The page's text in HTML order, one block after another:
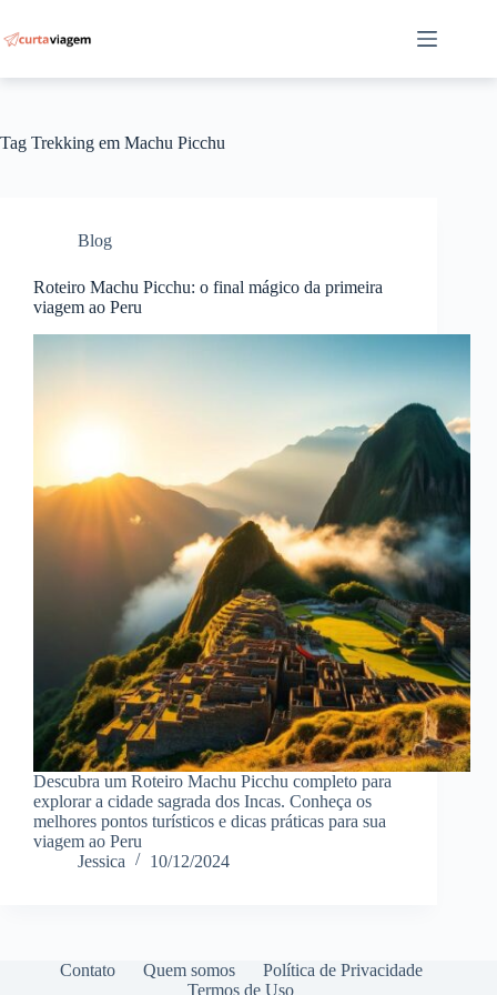
para
o
Tag Trekking em Machu Picchu
Blog
Roteiro Machu Picchu: o final mágico da primeira
viagem ao Peru
Descubra um Roteiro Machu Picchu completo para
explorar a cidade sagrada dos Incas. Conheça os
melhores pontos turísticos e dicas práticas para sua
viagem ao Peru
Jessica
10/12/2024
Contato Quem somos
Política de Privacidade
Termos de Uso